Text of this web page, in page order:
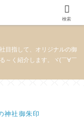
目指して、オリジナルの御
～く紹介します。ヾ(￣∀￣
神社御朱印
検索